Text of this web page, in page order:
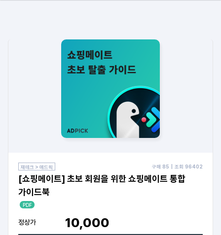
재테크 > 애드픽 구매 85 | 조회 96402
[쇼핑메이트] 초보 회원을 위한 쇼핑메이트 통합
가이드북
PDF
정상가 10,000